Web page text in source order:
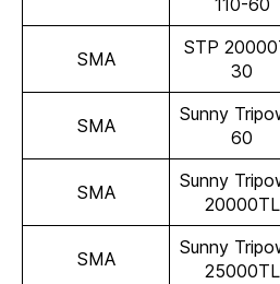
110-60
SMA
STP
30
SMA
Sunny
60
SMA
Sunny
20000TL
SMA
Sunny
25000TL